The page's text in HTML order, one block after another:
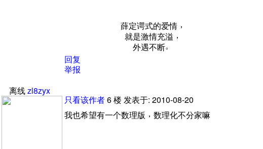
薛定谔式的爱情 ，
就是激情充溢 ，
外遇不断。
回复
举报
离线zl8zyx
只看该作者6楼 发表于: 2010-08-20
我也希望有一个数理版 ， 数理化不分家嘛